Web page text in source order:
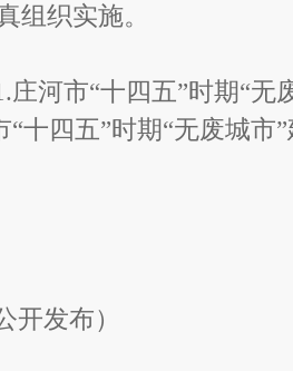
组织实施。
庄河市“十四五”时期“无
“十四五”时期“无废城市
开发布）